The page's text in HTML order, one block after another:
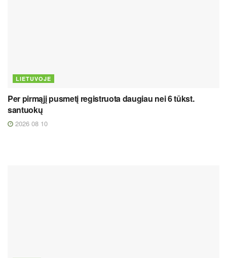
LIETUVOJE
Per pirmąjį pusmetį registruota daugiau nei 6 tūkst.
santuokų
2026 08 10